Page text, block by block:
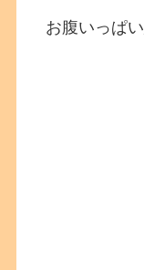
お腹いっぱい